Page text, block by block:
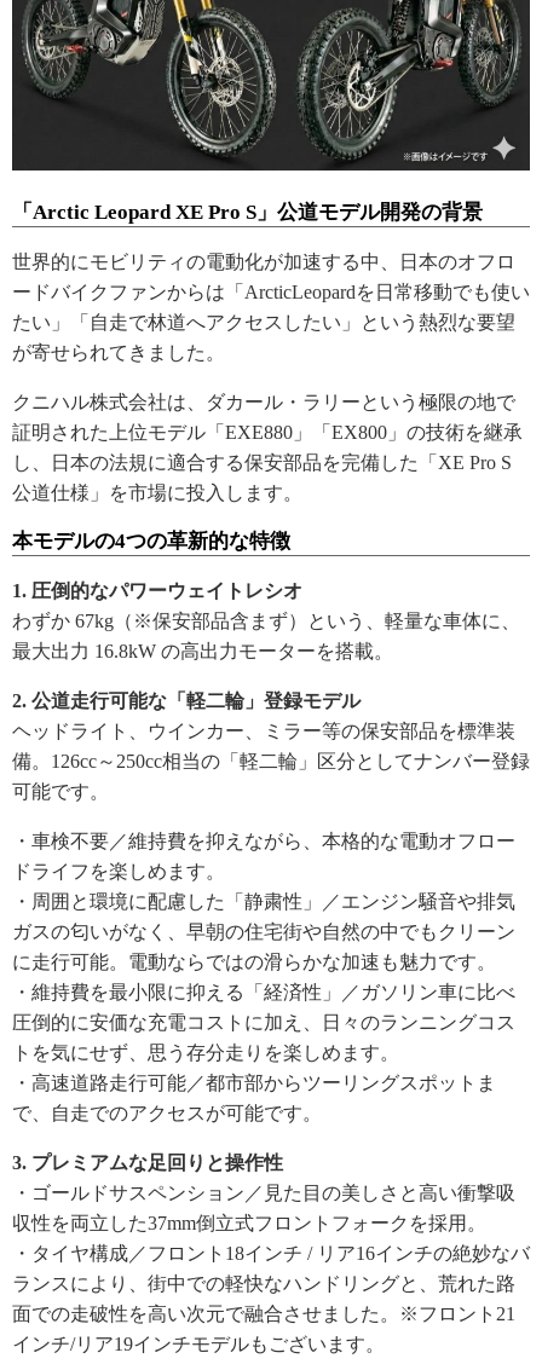
「Arctic Leopard XE Pro S」公道モデル開発の背景
世界的にモビリティの電動化が加速する中、日本のオフロ
ードバイクファンからは「ArcticLeopardを日常移動でも使い
たい」「自走で林道へアクセスしたい」という熱烈な要望
が寄せられてきました。
クニハル株式会社は、ダカール・ラリーという極限の地で
証明された上位モデル「EXE880」「EX800」の技術を継承
し、日本の法規に適合する保安部品を完備した「XE Pro S
公道仕様」を市場に投入します。
本モデルの4つの革新的な特徴
1. 圧倒的なパワーウェイトレシオ
わずか 67kg（※保安部品含まず）という、軽量な車体に、
最大出力 16.8kW の高出力モーターを搭載。
2. 公道走行可能な「軽二輪」登録モデル
ヘッドライト、ウインカー、ミラー等の保安部品を標準装
備。126cc～250cc相当の「軽二輪」区分としてナンバー登録
可能です。
・車検不要／維持費を抑えながら、本格的な電動オフロー
ドライフを楽しめます。
・周囲と環境に配慮した「静粛性」／エンジン騒音や排気
ガスの匂いがなく、早朝の住宅街や自然の中でもクリーン
に走行可能。電動ならではの滑らかな加速も魅力です。
・維持費を最小限に抑える「経済性」／ガソリン車に比べ
圧倒的に安価な充電コストに加え、日々のランニングコス
トを気にせず、思う存分走りを楽しめます。
・高速道路走行可能／都市部からツーリングスポットま
で、自走でのアクセスが可能です。
3. プレミアムな足回りと操作性
・ゴールドサスペンション／見た目の美しさと高い衝撃吸
収性を両立した37mm倒立式フロントフォークを採用。
・タイヤ構成／フロント18インチ / リア16インチの絶妙なバ
ランスにより、街中での軽快なハンドリングと、荒れた路
面での走破性を高い次元で融合させました。※フロント21
インチ/リア19インチモデルもございます。